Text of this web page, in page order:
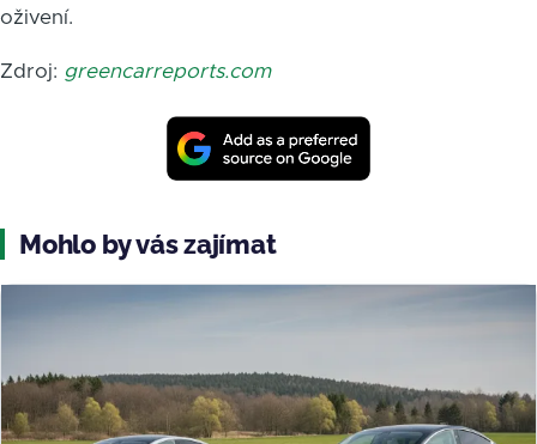
oživení.
Zdroj: greencarreports.com
Mohlo by vás zajímat